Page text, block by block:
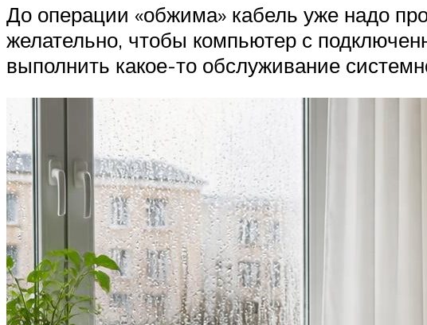
До операции «обжима» кабель уже надо
желательно, чтобы компьютер с
выполнить какое-то обслуживание